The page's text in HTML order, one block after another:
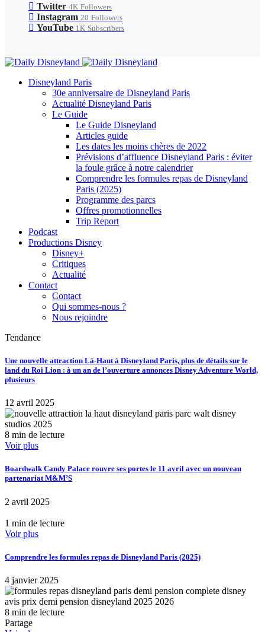
Twitter 4K Followers
Instagram 20 Followers
YouTube 1K Subscribers
Disneyland Paris
30e anniversaire de Disneyland Paris
Actualité Disneyland Paris
Le Guide
Le Guide Disneyland
Articles guide
Les dates les moins chères de 2022
Prévisions d’affluence Disneyland Paris : éviter
la foule grâce à notre calendrier
Comprendre les formules repas de Disneyland
Paris (2025)
Programme des parcs
Offres promotionnelles
Trip Report
Podcast
Productions Disney
Disney+
Critiques
Actualité
Contact
Contact
Qui sommes-nous ?
Nous rejoindre
Tendance
Une nouvelle attraction Là-Haut à Disneyland Paris, plus de détails sur le
land du Roi Lion : à un an de l’ouverture annonces Disney Adventure World,
plusieurs
12 avril 2025
8 min de lecture
Voir plus
Boardwalk Candy Palace rouvre ses portes le 11 avril avec un nouveau
partenariat M&M’S
2 avril 2025
1 min de lecture
Voir plus
Comprendre les formules repas de Disneyland Paris (2025)
4 janvier 2025
8 min de lecture
Partage